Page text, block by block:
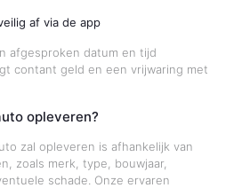
af via de app
afgesproken datum en tijd
contant geld en een vrijwaring met
opleveren?
zal opleveren is afhankelijk van
zoals merk, type, bouwjaar,
schade. Onze ervaren